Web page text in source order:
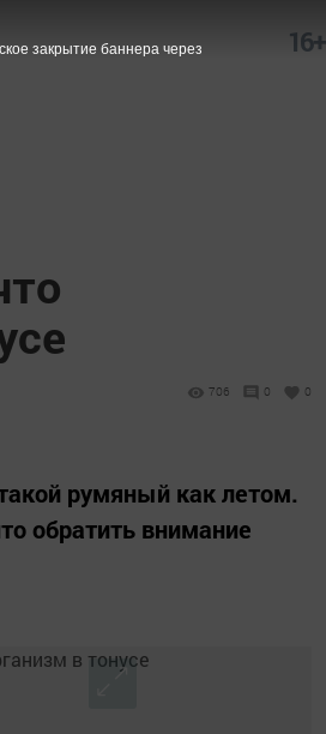
16+
706 0 0
румяный как летом.
обратить внимание
закрытие баннера через